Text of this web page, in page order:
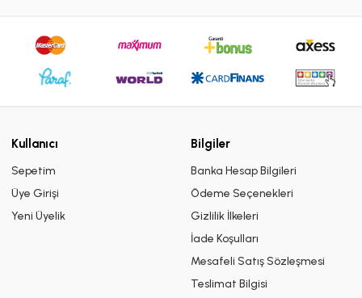
Kullanıcı
Sepetim
Üye Girişi
Yeni Üyelik
Bilgiler
Banka Hesap Bilgileri
Ödeme Seçenekleri
Gizlilik İlkeleri
İade Koşulları
Mesafeli Satış Sözleşmesi
Teslimat Bilgisi